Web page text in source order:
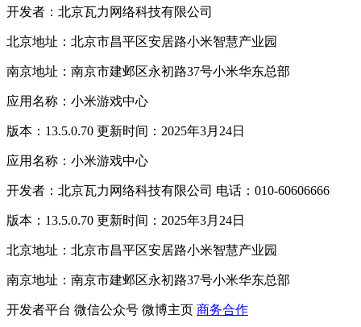
开发者：北京瓦力网络科技有限公司
北京地址：北京市昌平区安居路小米智慧产业园
南京地址：南京市建邺区永初路37号小米华东总部
应用名称：小米游戏中心
版本：13.5.0.70 更新时间：2025年3月24日
应用名称：小米游戏中心
开发者：北京瓦力网络科技有限公司 电话：010-60606666
版本：13.5.0.70 更新时间：2025年3月24日
北京地址：北京市昌平区安居路小米智慧产业园
南京地址：南京市建邺区永初路37号小米华东总部
开发者平台 微信公众号 微博主页 商务合作